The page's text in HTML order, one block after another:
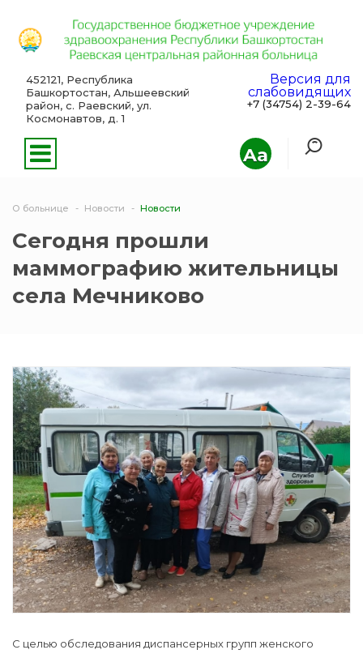
Aa
452121, Республика
Башкортостан, Альшеевский
район, с. Раевский, ул.
Космонавтов, д. 1
Версия для
слабовидящих
+7 (34754) 2-39-64
О больнице Новости Новости
Сегодня прошли
маммографию жительницы
села Мечниково
С целью обследования диспансерных групп женского